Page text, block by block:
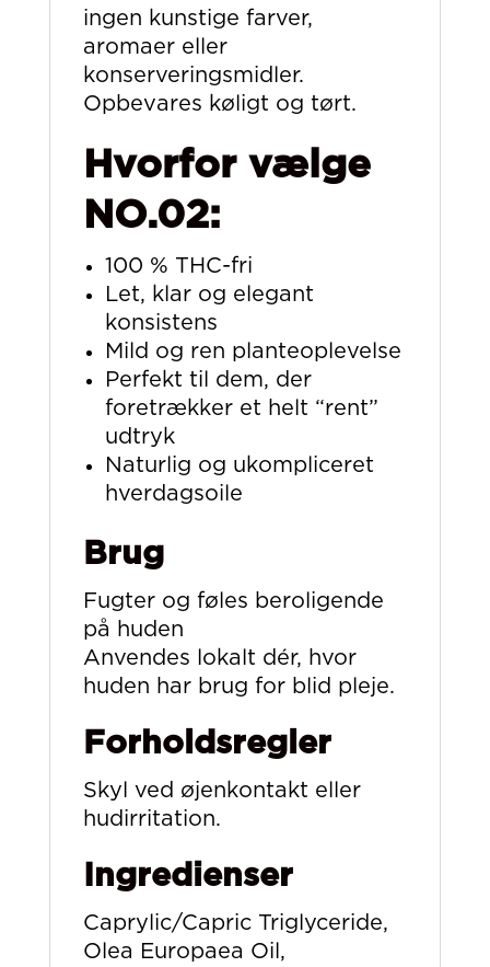
ingen kunstige farver,
aromaer eller
konserveringsmidler.
Opbevares køligt og tørt.
Hvorfor vælge
NO.02:
100 % THC-fri
Let, klar og elegant
konsistens
Mild og ren planteoplevelse
Perfekt til dem, der
foretrækker et helt “rent”
udtryk
Naturlig og ukompliceret
hverdagsoile
Brug
Fugter og føles beroligende
på huden
Anvendes lokalt dér, hvor
huden har brug for blid pleje.
Forholdsregler
Skyl ved øjenkontakt eller
hudirritation.
Ingredienser
Caprylic/Capric Triglyceride,
Olea Europaea Oil,